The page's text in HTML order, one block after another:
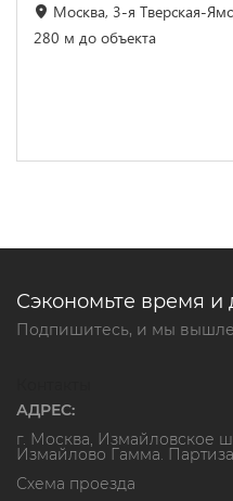
Москва, 3-я Тверская-
280 м до объекта
Сэкономьте время и
Подпишитесь, и мы
АДРЕС:
г. Москва, Измайловское
Измайлово Гамма.
Схема проезда